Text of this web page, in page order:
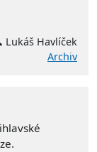
Lukáš Havlíček
Archiv